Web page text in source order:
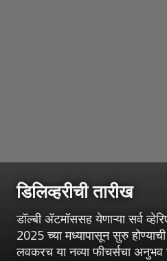
डिलिव्हरीची तारीख
डॉल्बी ॲटमॉससह येणाऱ्या सर्व
2025 च्या मध्यापासून सुरु
लवकरच या नव्या फीचर्सचा